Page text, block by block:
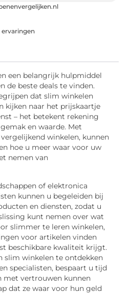
ervaringen
een belangrijk hulpmiddel
de beste deals te vinden.
dat slim winkelen
kijken naar het prijskaartje
– het betekent rekening
en waarde. Met
winkelen, kunnen
hoe u meer waar voor uw
nemen van
of elektronica
kunnen u begeleiden bij
en diensten, zodat u
kunt nemen over wat
slimmer te leren winkelen,
voor artikelen vinden
beschikbare kwaliteit krijgt.
slim winkelen te ontdekken
specialisten, bespaart u tijd
met vertrouwen kunnen
dat ze waar voor hun geld